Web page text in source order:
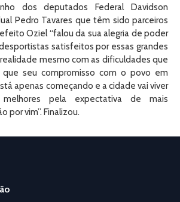
dos deputados Federal Davidson
Pedro Tavares que têm sido parceiros
Oziel “falou da sua alegria de poder
satisfeitos por essas grandes
mesmo com as dificuldades que
que seu compromisso com o povo em
apenas começando e a cidade vai viver
pela expectativa de mais
por vim”. Finalizou.